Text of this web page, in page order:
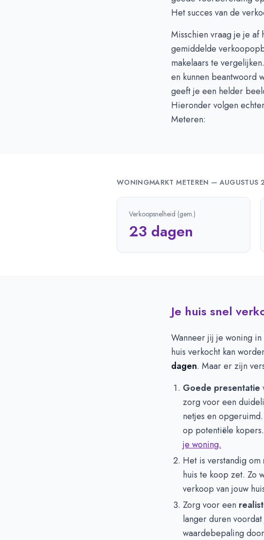
Het succes van de
Misschien vraag je je
gemiddelde
makelaars te
en kunnen beantwoord
geeft je een helder
Hieronder volgen
Meteren:
WONINGMARKTMETEREN —AUGUSTUS
Verkoopsnelheid (gem.)
23 dagen
Je huis snel
Wanneer jij je woning
huis verkocht kan
dagen. Maar er zijn
Goede presentatie
zorg voor een
netjes en
op potentiële kopers.
je woning.
Het is verstandig om
huis te koop zet. Zo
verkoop van jouw
Zorg voor een
langer duren
waardebepaling